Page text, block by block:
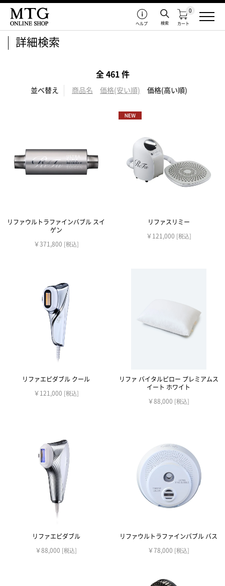
カート
0
検索
ヘルプ
詳細検索
全 461 件
並べ替え 商品名 価格(安い順) 価格(高い順)
リファウルトラファインバブル スイ
ゲン
￥371,800 [税込]
リファスリミー
￥121,000 [税込]
リファエピダブル クール
￥121,000 [税込]
リファ バイタルピロー プレミアムス
イート ホワイト
￥88,000 [税込]
リファエピダブル
￥88,000 [税込]
リファウルトラファインバブル バス
￥78,000 [税込]